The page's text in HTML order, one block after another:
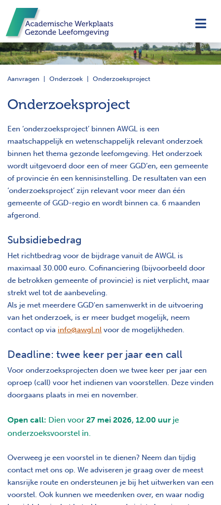
Aanvragen Onderzoek Onderzoeksproject
Onderzoeksproject
Een ‘onderzoeksproject’ binnen AWGL is een
maatschappelijk en wetenschappelijk relevant onderzoek
binnen het thema gezonde leefomgeving. Het onderzoek
wordt uitgevoerd door een of meer GGD’en, een gemeente
of provincie én een kennisinstelling. De resultaten van een
‘onderzoeksproject’ zijn relevant voor meer dan één
gemeente of GGD-regio en wordt binnen ca. 6 maanden
afgerond.
Subsidiebedrag
Het richtbedrag voor de bijdrage vanuit de AWGL is
maximaal 30.000 euro. Cofinanciering (bijvoorbeeld door
de betrokken gemeente of provincie) is niet verplicht, maar
strekt wel tot de aanbeveling.
Als je met meerdere GGD'en samenwerkt in de uitvoering
van het onderzoek, is er meer budget mogelijk, neem
contact op via info@awgl.nl voor de mogelijkheden.
Deadline: twee keer per jaar een call
Voor onderzoeksprojecten doen we twee keer per jaar een
oproep (call) voor het indienen van voorstellen. Deze vinden
doorgaans plaats in mei en november.
Open call: Dien voor 27 mei 2026, 12.00 uur je
onderzoeksvoorstel in.
Overweeg je een voorstel in te dienen? Neem dan tijdig
contact met ons op. We adviseren je graag over de meest
kansrijke route en ondersteunen je bij het uitwerken van een
voorstel. Ook kunnen we meedenken over, en waar nodig